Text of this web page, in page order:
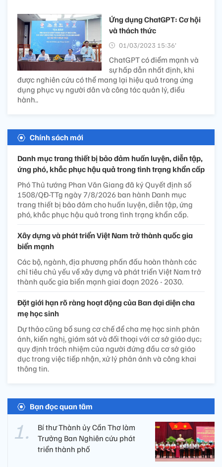
Ứng dụng ChatGPT: Cơ hội
và thách thức
01/03/2023 15:36’
ChatGPT có điểm mạnh và
sự hấp dẫn nhất định, khi
được nghiên cứu có thể mang lại hiệu quả trong ứng
dụng phục vụ người dân và công tác quản lý, điều
hành..
Chính sách mới
Danh mục trang thiết bị bảo đảm huấn luyện, diễn tập,
ứng phó, khắc phục hậu quả trong tình trạng khẩn cấp
Phó Thủ tướng Phan Văn Giang đã ký Quyết định số
1508/QĐ-TTg ngày 7/8/2026 ban hành Danh mục
trang thiết bị bảo đảm cho huấn luyện, diễn tập, ứng
phó, khắc phục hậu quả trong tình trạng khẩn cấp.
Xây dựng và phát triển Việt Nam trở thành quốc gia
biển mạnh
Các bộ, ngành, địa phương phấn đấu hoàn thành các
chỉ tiêu chủ yếu về xây dựng và phát triển Việt Nam trở
thành quốc gia biển mạnh giai đoạn 2026 - 2030.
Đặt giới hạn rõ ràng hoạt động của Ban đại diện cha
mẹ học sinh
Dự thảo cũng bổ sung cơ chế để cha mẹ học sinh phản
ánh, kiến nghị, giám sát và đối thoại với cơ sở giáo dục;
quy định trách nhiệm của người đứng đầu cơ sở giáo
dục trong việc tiếp nhận, xử lý phản ánh và công khai
thông tin.
Bạn đọc quan tâm
Bí thư Thành ủy Cần Thơ làm
Trưởng Ban Nghiên cứu phát
triển thành phố